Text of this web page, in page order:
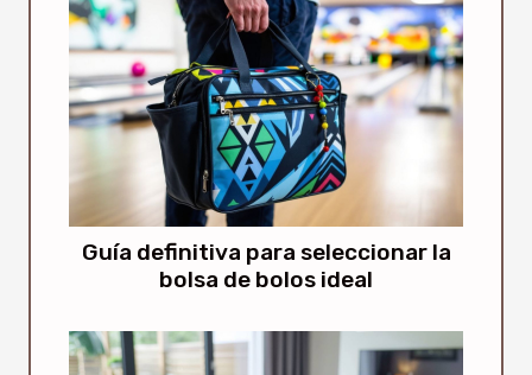
Guía definitiva para seleccionar la
bolsa de bolos ideal